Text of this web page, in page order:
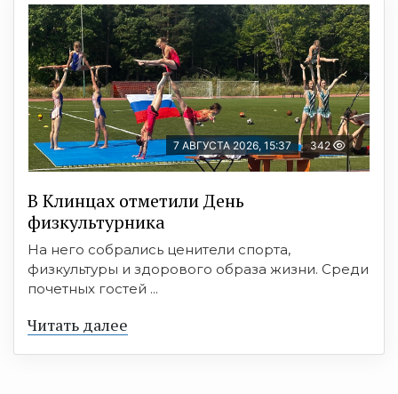
7 АВГУСТА 2026, 15:37 342
В Клинцах отметили День
физкультурника
На него собрались ценители спорта,
физкультуры и здорового образа жизни. Среди
почетных гостей ...
Читать далее